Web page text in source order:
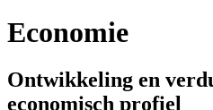
Economie
Ontwikkeling en
economisch profiel